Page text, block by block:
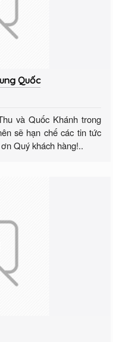
Quốc
và Quốc Khánh trong
sẽ hạn chế các tin tức
Quý khách hàng!..